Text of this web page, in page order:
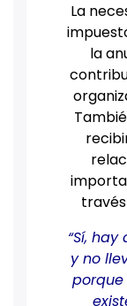
La
la
“Sí,
y no